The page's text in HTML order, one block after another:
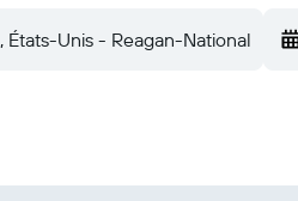
États-Unis - Reagan-National